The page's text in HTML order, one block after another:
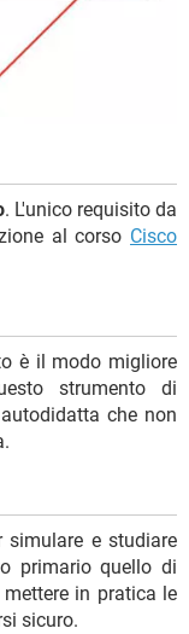
. L'unico requisito da
al corso Cisco
è il modo migliore
strumento di
che non
simulare e studiare
primario quello di
in pratica le
sicuro.